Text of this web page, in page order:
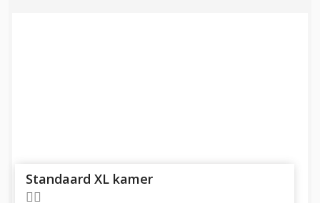
Standaard XL kamer